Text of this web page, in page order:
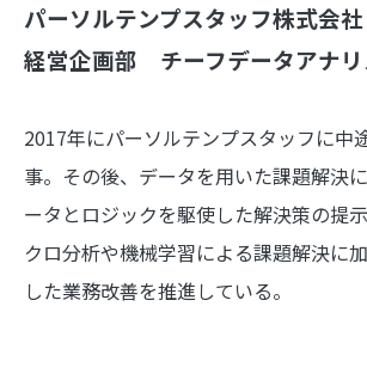
パーソルテンプスタッフ株式会社
経営企画部 チーフデータアナ
2017年にパーソルテンプスタッフに中
事。その後、データを用いた課題解決
ータとロジックを駆使した解決策の提
クロ分析や機械学習による課題解決に
した業務改善を推進している。